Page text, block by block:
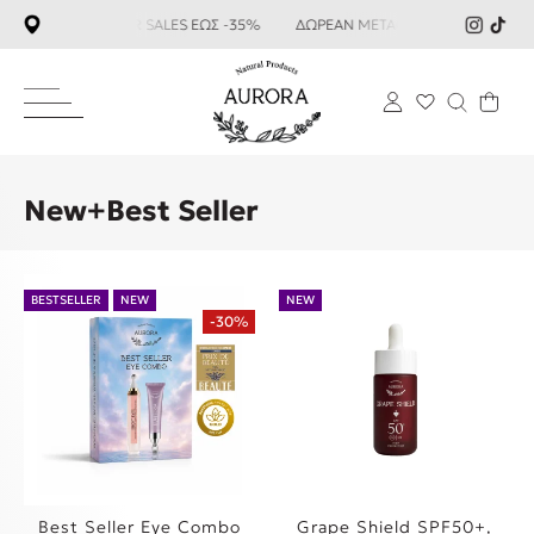
SALES ΕΩΣ -35% ΔΩΡΕΑΝ ΜΕΤΑΦΟΡΙΚΑ ΑΝΩ ΤΩΝ 59€
New+Best Seller
-30%
BESTSELLER NEW
Best Seller Eye Combo
NEW
Grape Shield SPF50+,